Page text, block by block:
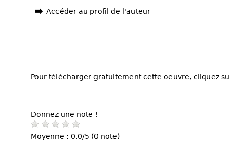
Accéder au profil de l'auteur
Pour télécharger gratuitement cette oeuvre, cliquez
Donnez une note !
Moyenne : 0.0/5 (0 note)